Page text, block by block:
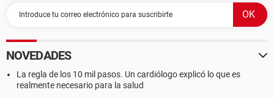
NOVEDADES
La regla de los 10 mil pasos. Un cardiólogo explicó lo que es
realmente necesario para la salud